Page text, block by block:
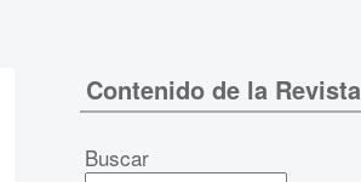
Contenido de la Revista
Buscar